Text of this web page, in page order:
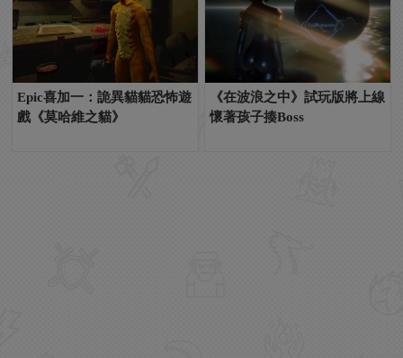
Epic喜加一：詭異貓貓恐怖遊
戲《莫哈維之貓》
《在波浪之中》試玩版將上線
懷著孩子揍Boss